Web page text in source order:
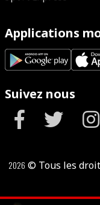
Applications
Suivez nous
2026 © Tous les